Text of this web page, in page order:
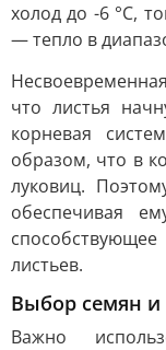
холод до -6 °C,
— тепло в
что листья
корневая
образом, что в
луковиц.
обеспечивая
листьев.
Выбор семян и
Важно